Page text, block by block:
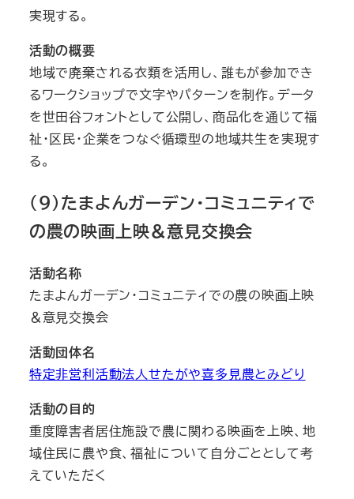
実現する。
活動の概要
地域で廃棄される衣類を活用し、誰もが参加でき
るワークショップで文字やパターンを制作。データ
を世田谷フォントとして公開し、商品化を通じて福
祉・区民・企業をつなぐ循環型の地域共生を実現す
る。
（９）たまよんガーデン・コミュニティで
の農の映画上映＆意見交換会
活動名称
たまよんガーデン・コミュニティでの農の映画上映
＆意見交換会
活動団体名
特定非営利活動法人せたがや喜多見農とみどり
活動の目的
重度障害者居住施設で農に関わる映画を上映、地
域住民に農や食、福祉について自分ごととして考
えていただく